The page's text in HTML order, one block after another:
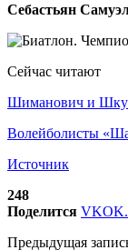
Себастьян
Сейчас читают
Шиманович и
Волейболисты
Источник
248
Поделится VK
Предыдущая